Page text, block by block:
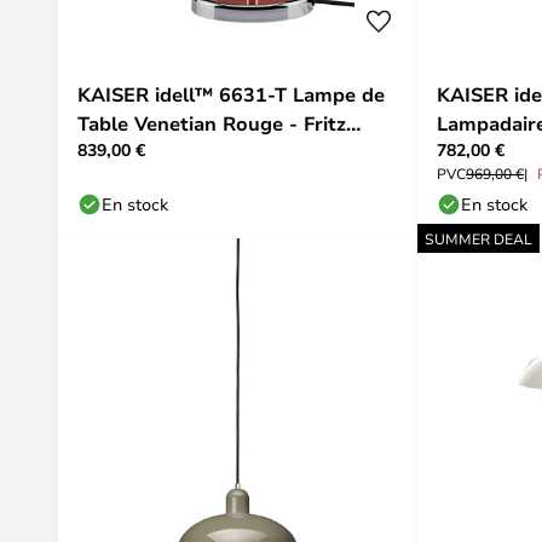
KAISER idell™ 6631-T Lampe de
Table Venetian Rouge - Fritz
Hansen
839,00 €
En stock
KAISER
782,00 €
PVC969,00 €
En stock
SUMMER DEAL